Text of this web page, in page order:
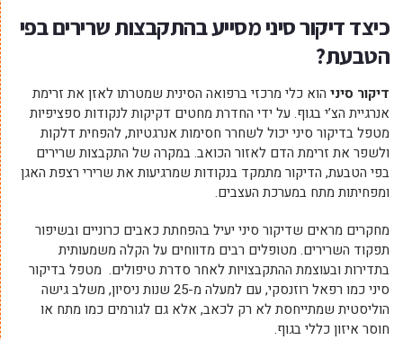
כיצד דיקור סיני מסייע בהתקבצות שרירים בפי
הטבעת?
דיקור סיני הוא כלי מרכזי ברפואה הסינית שמטרתו לאזן את זרימת
אנרגיית הצ’י בגוף. על ידי החדרת מחטים דקיקות לנקודות ספציפיות
מטפל בדיקור סיני יכול לשחרר חסימות אנרגטיות, להפחית דלקות
ולשפר את זרימת הדם לאזור הכואב. במקרה של התקבצות שרירים
בפי הטבעת, הדיקור מתמקד בנקודות שמרגיעות את שרירי רצפת האגן
ומפחיתות מתח במערכת העצבים.
מחקרים מראים שדיקור סיני יעיל בהפחתת כאבים כרוניים ובשיפור
תפקוד השרירים. מטופלים רבים מדווחים על הקלה משמעותית
בתדירות ובעוצמת ההתקבצויות לאחר סדרת טיפולים. מטפל בדיקור
סיני כמו רפאל רוזנסקי, עם למעלה מ-25 שנות ניסיון, משלב גישה
הוליסטית שמתייחסת לא רק לכאב, אלא גם לגורמים כמו מתח או
חוסר איזון כללי בגוף.